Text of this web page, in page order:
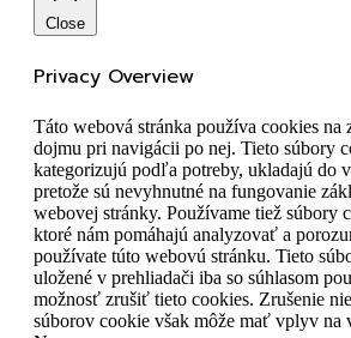
Close
Privacy Overview
Táto webová stránka používa cookies na
dojmu pri navigácii po nej. Tieto súbory
kategorizujú podľa potreby, ukladajú do
pretože sú nevyhnutné na fungovanie
webovej stránky. Používame tiež súbory
ktoré nám pomáhajú analyzovať a
používate túto webovú stránku. Tieto
uložené v prehliadači iba so súhlasom
možnosť zrušiť tieto cookies. Zrušenie
súborov cookie však môže mať vplyv na